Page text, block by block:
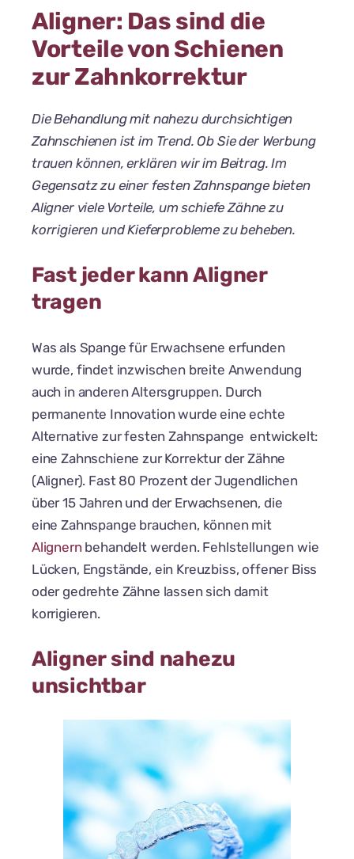
Aligner: Das sind die
Vorteile von Schienen
zur Zahnkorrektur
Die Behandlung mit nahezu durchsichtigen
Zahnschienen ist im Trend. Ob Sie der Werbung
trauen können, erklären wir im Beitrag. Im
Gegensatz zu einer festen Zahnspange bieten
Aligner viele Vorteile, um schiefe Zähne zu
korrigieren und Kieferprobleme zu beheben.
Fast jeder kann Aligner
tragen
Was als Spange für Erwachsene erfunden
wurde, findet inzwischen breite Anwendung
auch in anderen Altersgruppen. Durch
permanente Innovation wurde eine echte
Alternative zur festen Zahnspange entwickelt:
eine Zahnschiene zur Korrektur der Zähne
(Aligner). Fast 80 Prozent der Jugendlichen
über 15 Jahren und der Erwachsenen, die
eine Zahnspange brauchen, können mit
Alignernbehandelt werden. Fehlstellungen wie
Lücken, Engstände, ein Kreuzbiss, offener Biss
oder gedrehte Zähne lassen sich damit
korrigieren.
Aligner sind nahezu
unsichtbar